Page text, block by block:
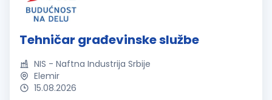
Tehničar građevinske službe
NIS - Naftna Industrija Srbije
Elemir
15.08.2026